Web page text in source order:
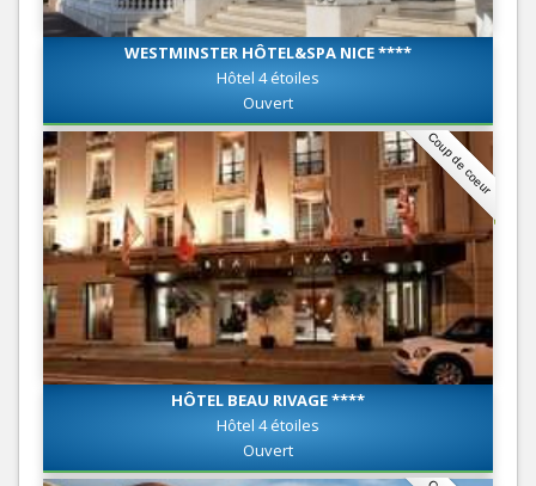
WESTMINSTER HÔTEL&SPA NICE ****
Hôtel 4 étoiles
Ouvert
Coup de coeur
HÔTEL BEAU RIVAGE ****
Hôtel 4 étoiles
Ouvert